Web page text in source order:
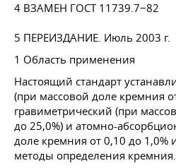
4 ВЗАМЕН ГОСТ 11739.7−82
5 ПЕРЕИЗДАНИЕ. Июль 2003 г.
1 Область применения
Настоящий стандарт
(при массовой доле кремния
гравиметрический (при
до 25,0%) и атомно-
доле кремния от 0,10 до 1,0%
методы определения кремния.